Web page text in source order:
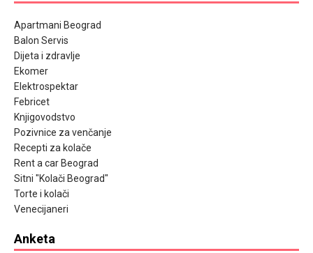
Apartmani Beograd
Balon Servis
Dijeta i zdravlje
Ekomer
Elektrospektar
Febricet
Knjigovodstvo
Pozivnice za venčanje
Recepti za kolače
Rent a car Beograd
Sitni "Kolači Beograd"
Torte i kolači
Venecijaneri
Anketa